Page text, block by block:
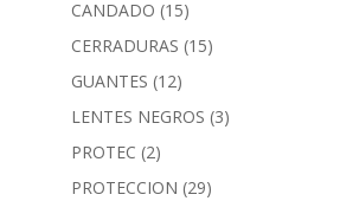
CANDADO (15)
CERRADURAS (15)
GUANTES (12)
LENTES NEGROS (3)
PROTEC (2)
PROTECCION (29)